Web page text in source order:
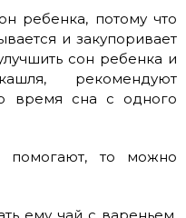
ребенка, потому что
и закупоривает
сон ребенка и
рекомендуют
время сна с одного
помогают, то можно